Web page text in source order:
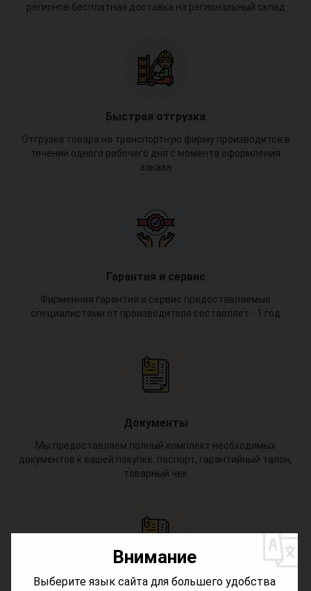
регионов бесплатная доставка на региональный склад
Быстрая отгрузка
Отгрузка товара на транспортную фирму производится в
течении одного рабочего дня с момента оформления
заказа
Гарантия и сервис
Фирменная гарантия и сервис предоставляемые
специалистами от производителя составляет - 1 год
Документы
Мы предоставляем полный комплект необходимых
документов к вашей покупке: паспорт, гарантийный талон,
товарный чек
Доставка в регионах
Внимание
Выберите язык сайта для большего удобства